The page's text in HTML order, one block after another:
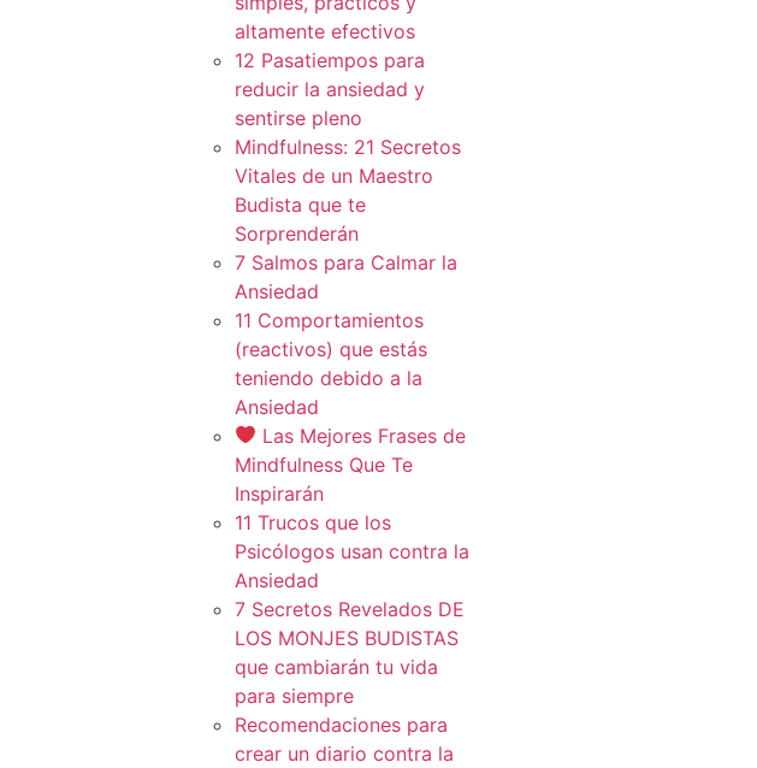
altamente efectivos
12 Pasatiempos para
reducir la ansiedad y
sentirse pleno
Mindfulness: 21 Secretos
Vitales de un Maestro
Budista que te
Sorprenderán
7 Salmos para Calmar la
Ansiedad
11 Comportamientos
(reactivos) que estás
teniendo debido a la
Ansiedad
Las Mejores Frases de
Mindfulness Que Te
Inspirarán
11 Trucos que los
Psicólogos usan contra la
Ansiedad
7 Secretos Revelados DE
LOS MONJES BUDISTAS
que cambiarán tu vida
para siempre
Recomendaciones para
crear un diario contra la